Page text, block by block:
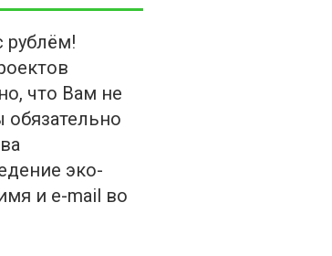
рублём!
что Вам не
эко-
и e-mail во